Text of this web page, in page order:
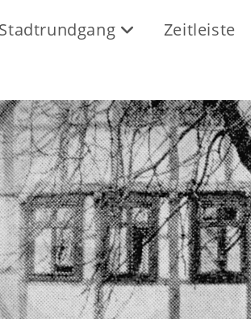
Zeitleiste